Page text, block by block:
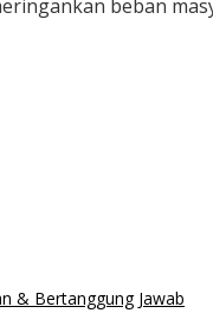
beban
& Bertanggung Jawab